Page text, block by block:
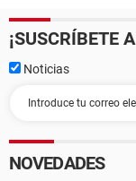
¡SUSCRÍBETE
Noticias
NOVEDADES